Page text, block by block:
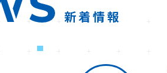
新着情報